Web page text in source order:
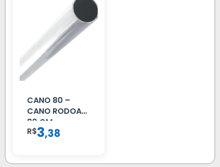
CANO 80 –
CANO RODOAR
80 CM
R$3,38